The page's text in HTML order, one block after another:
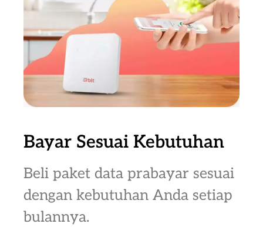
Bayar Sesuai Kebutuhan
Beli paket data prabayar sesuai
dengan kebutuhan Anda setiap
bulannya.